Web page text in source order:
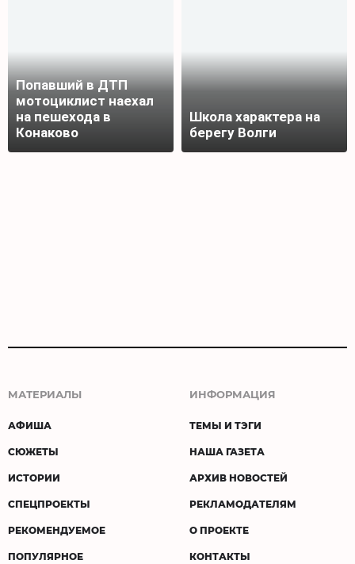
Попавший в ДТП
мотоциклист наехал
на пешехода в
Конаково
Школа характера на
берегу Волги
МАТЕРИАЛЫ
АФИША
СЮЖЕТЫ
ИСТОРИИ
СПЕЦПРОЕКТЫ
РЕКОМЕНДУЕМОЕ
ПОПУЛЯРНОЕ
ИНФОРМАЦИЯ
ТЕМЫ И ТЭГИ
НАША ГАЗЕТА
АРХИВ НОВОСТЕЙ
РЕКЛАМОДАТЕЛЯМ
О ПРОЕКТЕ
КОНТАКТЫ